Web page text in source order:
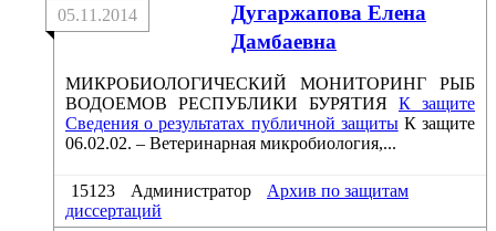
Дугаржапова Елена
Дамбаевна
05.11.2014
МИКРОБИОЛОГИЧЕСКИЙ МОНИТОРИНГ РЫБ
ВОДОЕМОВ РЕСПУБЛИКИ БУРЯТИЯ К защите
Сведения о результатах публичной защиты К защите
06.02.02. – Ветеринарная микробиология,...
15123 Администратор
Архив по защитам
диссертаций